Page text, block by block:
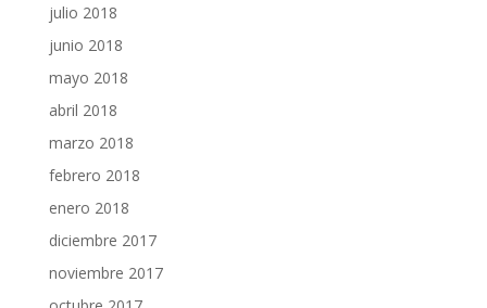
julio 2018
junio 2018
mayo 2018
abril 2018
marzo 2018
febrero 2018
enero 2018
diciembre 2017
noviembre 2017